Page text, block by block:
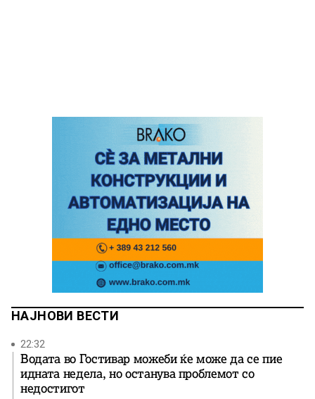
НАЈНОВИ ВЕСТИ
22:32
Водата во Гостивар можеби ќе може да се пие
идната недела, но останува проблемот со
недостигот